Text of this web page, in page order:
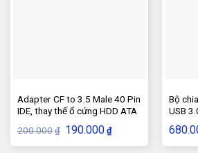
Adapter CF to 3.5 Male 40 Pin
IDE, thay thế ổ cứng HDD ATA
bằng thẻ nhớ CF
200.000 ₫ Giá
gốc
là:
190.000 ₫Giá
hiện
tại
Bộ
USB